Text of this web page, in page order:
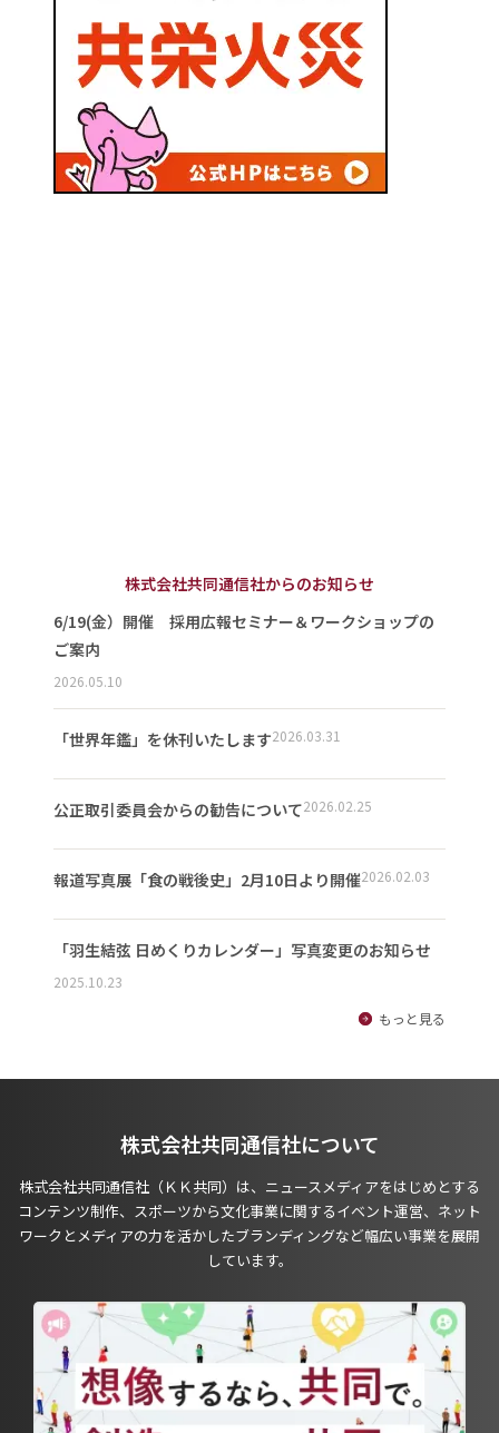
株式会社共同通信社からのお知らせ
6/19(金）開催 採用広報セミナー＆ワークショップの
ご案内
2026.05.10
「世界年鑑」を休刊いたします2026.03.31
公正取引委員会からの勧告について2026.02.25
報道写真展「食の戦後史」2月10日より開催2026.02.03
「羽生結弦 日めくりカレンダー」写真変更のお知らせ
2025.10.23
もっと見る
株式会社共同通信社について
株式会社共同通信社（ＫＫ共同）は、ニュースメディアをはじめとする
コンテンツ制作、スポーツから文化事業に関するイベント運営、ネット
ワークとメディアの力を活かしたブランディングなど幅広い事業を展開
しています。